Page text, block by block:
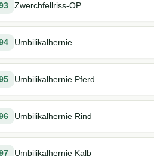
Zwerchfellriss-OP
Umbilikalhernie
Umbilikalhernie Pferd
Umbilikalhernie Rind
Umbilikalhernie Kalb